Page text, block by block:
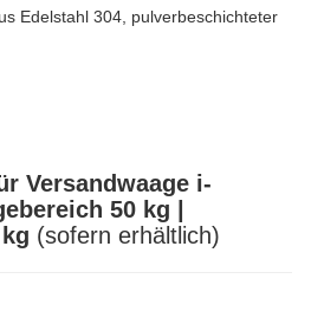
Edelstahl 304, pulverbeschichteter
Versandwaage i-
50 kg |
(sofern erhältlich)